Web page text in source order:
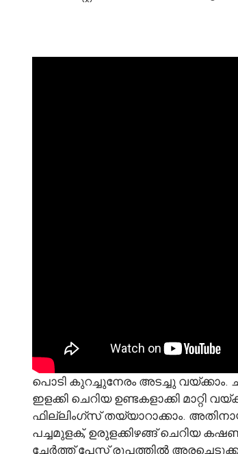
പൊടി കുറച്ചുനേരം അടച്ചു
ഇളക്കി ചെറിയ ഉണ്ടകളാക്കി
ഫില്ലിംഗ്സ് തയ്യാറാക്കാം.
പച്ചമുളക്, ഉരുളക്കിഴങ്ങ് ചെറിയ
ചേർത്ത് പേസ്റ്റ് രൂപത്തിൽ